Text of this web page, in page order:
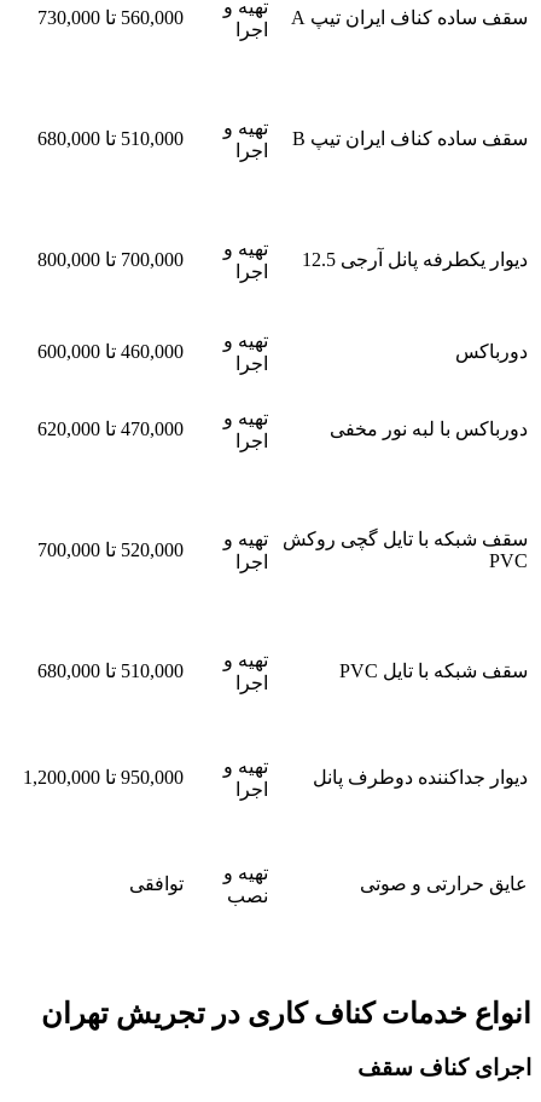
سقف ساده کناف ایران تیپ A
تهیه و
اجرا
560,000 تا 730,000
سقف ساده کناف ایران تیپ B
تهیه و
اجرا
510,000 تا 680,000
دیوار یکطرفه پانل آرجی 12.5
تهیه و
اجرا
700,000 تا 800,000
دورباکس
تهیه و
اجرا
460,000 تا 600,000
دورباکس با لبه نور مخفی
تهیه و
اجرا
470,000 تا 620,000
سقف شبکه با تایل گچی روکش
PVC
تهیه و
اجرا
520,000 تا 700,000
سقف شبکه با تایل PVC
تهیه و
اجرا
510,000 تا 680,000
دیوار جداکننده دوطرف پانل
تهیه و
اجرا
950,000 تا 1,200,000
عایق حرارتی و صوتی
تهیه و
نصب
توافقی
انواع خدمات کناف کاری در تجریش تهران
اجرای کناف سقف